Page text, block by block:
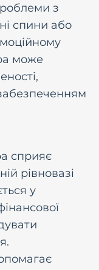
з
спини або
може
сприяє
рівновазі
у